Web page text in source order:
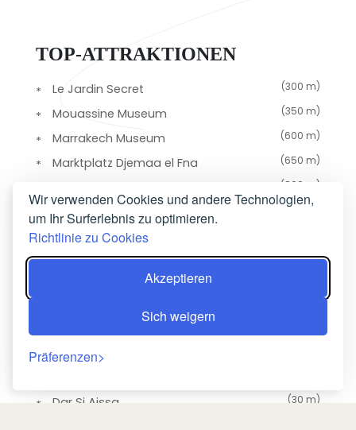
Wir verwenden Cookies und andere Technologien,
um Ihr Surferlebnis zu optimieren.
Richtlinie zu Cookies
Akzeptieren
Sich weigern
Präferenzen
TOP-ATTRAKTIONEN
Le Jardin Secret (300 m)
Mouassine Museum (350 m)
Marrakech Museum (600 m)
Marktplatz Djemaa el Fna (650 m)
(800 m)
Boucharouite Museum (850 m)
Bahia-Palast
Jardin Majorelle (2,4 km)
Yves Saint Laurent Museum
RESTAURANTS & CAFÉS
Dar Si Aissa (30 m)